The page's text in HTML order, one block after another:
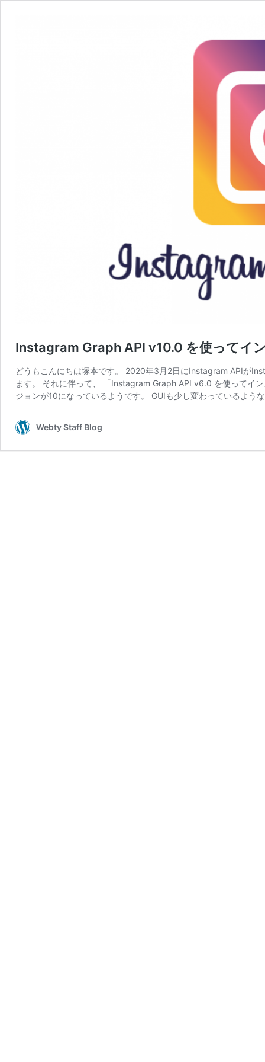
Instagram Graph API v10.0 を使ってイ
どうもこんにちは塚本です。 2020年3月2日にInstagram APIが
ます。 それに伴って、 「Instagram Graph API v6.0 を使ってイ
ジョンが10になっているようです。 GUIも少し変わっているよう
Webty Staff Blog